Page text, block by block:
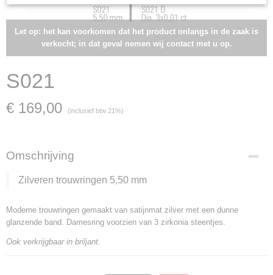
Let op: het kan voorkomen dat het product onlangs in de zaak is
verkocht; in dat geval nemen wij contact met u op.
S021
€ 169,00 (inclusief btw 21%)
Omschrijving
Zilveren trouwringen 5,50 mm
Moderne trouwringen gemaakt van satijnmat zilver met een dunne
glanzende band. Damesring voorzien van 3 zirkonia steentjes.
Ook verkrijgbaar in briljant.